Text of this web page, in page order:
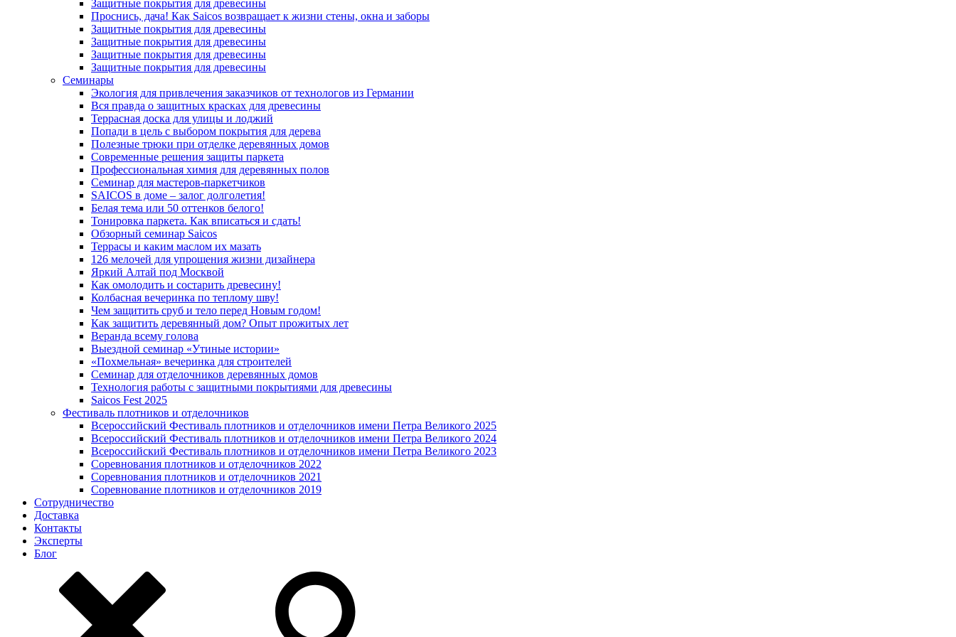
Защитные покрытия для древесины
Проснись, дача! Как Saicos возвращает к жизни стены, окна и заборы
Защитные покрытия для древесины
Защитные покрытия для древесины
Защитные покрытия для древесины
Защитные покрытия для древесины
Семинары
Экология для привлечения заказчиков от технологов из Германии
Вся правда о защитных красках для древесины
Террасная доска для улицы и лоджий
Попади в цель с выбором покрытия для дерева
Полезные трюки при отделке деревянных домов
Современные решения защиты паркета
Профессиональная химия для деревянных полов
Семинар для мастеров-паркетчиков
SAICOS в доме – залог долголетия!
Белая тема или 50 оттенков белого!
Тонировка паркета. Как вписаться и сдать!
Обзорный семинар Saicos
Террасы и каким маслом их мазать
126 мелочей для упрощения жизни дизайнера
Яркий Алтай под Москвой
Как омолодить и состарить древесину!
Колбасная вечеринка по теплому шву!
Чем защитить сруб и тело перед Новым годом!
Как защитить деревянный дом? Опыт прожитых лет
Веранда всему голова
Выездной семинар «Утиные истории»
«Похмельная» вечеринка для строителей
Семинар для отделочников деревянных домов
Технология работы с защитными покрытиями для древесины
Saicos Fest 2025
Фестиваль плотников и отделочников
Всероссийский Фестиваль плотников и отделочников имени Петра Великого 2025
Всероссийский Фестиваль плотников и отделочников имени Петра Великого 2024
Всероссийский Фестиваль плотников и отделочников имени Петра Великого 2023
Соревнования плотников и отделочников 2022
Соревнования плотников и отделочников 2021
Соревнование плотников и отделочников 2019
Сотрудничество
Доставка
Контакты
Эксперты
Блог